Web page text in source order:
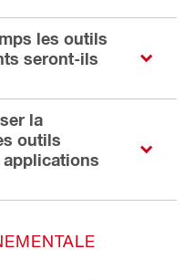
les outils
seront-ils
la
outils